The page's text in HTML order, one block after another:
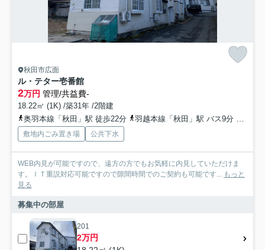
秋田市広面
ル・テター壱番館
2万円 管理/共益費-
18.22㎡ (1K) /築31年 /2階建
奥羽本線「秋田」駅 徒歩22分
羽越本線「秋田」駅 バス9分 秋田中央交通「野崎［手形］」 停歩4分
敷地内ごみ置き場 公共下水
WEB内見が可能ですので、遠方の方でもお気軽に内見していただけま
す。ＩＴ重説対応可能ですので隙間時間でのご契約も可能です... もっと
見る
募集中の部屋
201
2万円